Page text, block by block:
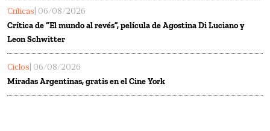
Críticas | 06/08/2026
Crítica de “El mundo al revés”, película de Agostina Di Luciano y
Leon Schwitter
Ciclos | 06/08/2026
Miradas Argentinas, gratis en el Cine York